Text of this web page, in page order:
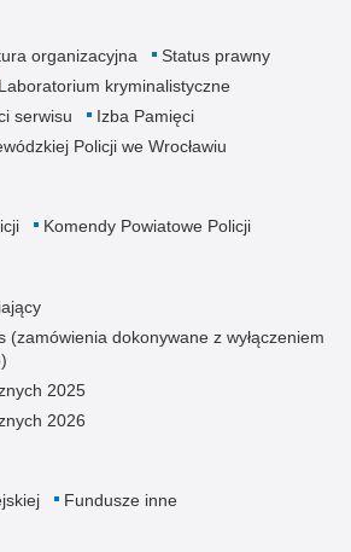
organizacyjna
Status prawny
Laboratorium kryminalistyczne
serwisu
Izba Pamięci
Policji we Wrocławiu
Komendy Powiatowe Policji
(zamówienia dokonywane z wyłączeniem
2025
2026
Fundusze inne